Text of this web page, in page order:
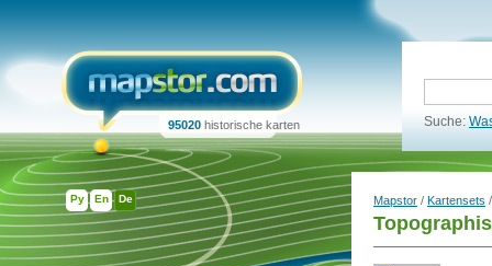
Ру En De
95020 historische karten Suche:
Mapstor / Kartensets